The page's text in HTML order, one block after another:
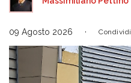
09 Agosto 2026 Condividi